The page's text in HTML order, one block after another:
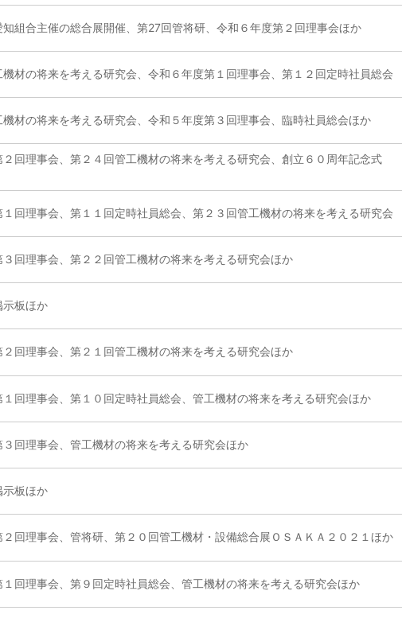
組合主催の総合展開催、第27回管将研、令和６年度第２回理事会ほか
材の将来を考える研究会、令和６年度第１回理事会、第１２回定時社員総会
材の将来を考える研究会、令和５年度第３回理事会、臨時社員総会ほか
回理事会、第２４回管工機材の将来を考える研究会、創立６０周年記念式
回理事会、第１１回定時社員総会、第２３回管工機材の将来を考える研究会
回理事会、第２２回管工機材の将来を考える研究会ほか
示板ほか
回理事会、第２１回管工機材の将来を考える研究会ほか
回理事会、第１０回定時社員総会、管工機材の将来を考える研究会ほか
回理事会、管工機材の将来を考える研究会ほか
示板ほか
回理事会、管将研、第２０回管工機材・設備総合展ＯＳＡＫＡ２０２１ほか
回理事会、第９回定時社員総会、管工機材の将来を考える研究会ほか